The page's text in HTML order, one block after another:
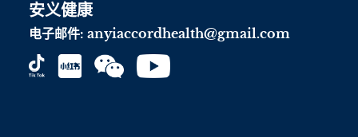
安义健康
电子邮件: anyiaccordhealth@gmail.com